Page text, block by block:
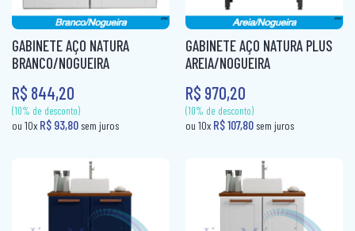
FRUTEIRA
FRUTEIRA AÇO
KIT CADEIRAS
KIT COZINHA
KIT COZINHA AÇO
MESA 4 CADEIRAS
CABECEIRA BOX SOLTEIRO
CABECEIRA CASAL
CABECEIRA KING
CABECEIRA QUEEN
CABECEIRA SOLTEIRO
CAMA AUXILIAR
CAMA BAÙ SOLTEIRO
PUFF CAMA
RACK
RACK + PAINEL
SOFÁ 2X3 LUGARES
SOFÁ CAMA
SOFÁ DE CANTO
GABINETE AÇO NATURA
BRANCO/NOGUEIRA
R$ 844,20
GABINETE AÇO NATURA PLUS
AREIA/NOGUEIRA
R$ 970,20